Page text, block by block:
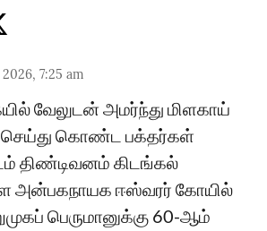
7:25 am
வேலுடன் அமர்ந்து மிளகாய்
செய்து கொண்ட பக்தர்கள்
திண்டிவனம் கிடங்கல்
அன்பகநாயக ஈஸ்வரர் கோயில்
பெருமானுக்கு 60-ஆம்